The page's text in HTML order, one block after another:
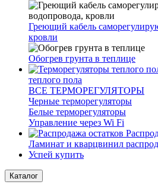
Греющий кабель
кровли
Обогрев грунта в теплице
теплого пола
ВСЕ ТЕРМОРЕГУЛЯТОРЫ
Черные терморегуляторы
Белые терморегуляторы
Управление через Wi Fi
Ламинат и кварцвинил
Успей купить
Каталог